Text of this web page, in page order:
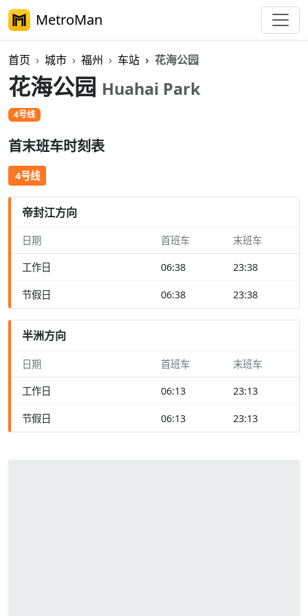
MetroMan
首页 城市 福州 车站 花海公园
花海公园 Huahai Park
4号线
首末班车时刻表
4号线
帝封江方向
日期 首班车 末班车
工作日 06:38 23:38
节假日 06:38 23:38
半洲方向
日期 首班车 末班车
工作日 06:13 23:13
节假日 06:13 23:13